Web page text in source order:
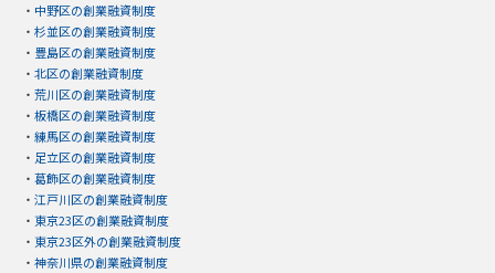
・ 中野区の創業融資制度
・ 杉並区の創業融資制度
・ 豊島区の創業融資制度
・ 北区の創業融資制度
・ 荒川区の創業融資制度
・ 板橋区の創業融資制度
・ 練馬区の創業融資制度
・ 足立区の創業融資制度
・ 葛飾区の創業融資制度
・ 江戸川区の創業融資制度
・ 東京23区の創業融資制度
・ 東京23区外の創業融資制度
・ 神奈川県の創業融資制度